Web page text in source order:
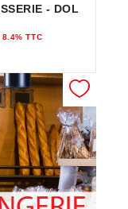
- DOL
TTC